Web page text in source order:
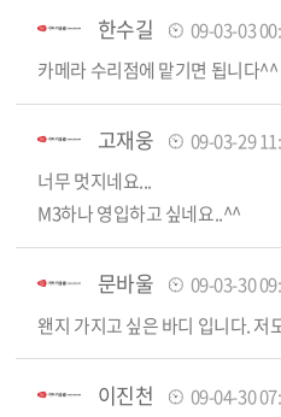
한수길
09-03-03
카메라 수리점에 맡기면 됩니다^^
고재웅
09-03-29
너무 멋지네요...
M3하나 영입하고 싶네요..^^
문바울
09-03-30
왠지 가지고 싶은 바디 입니다. 저
이진천
09-04-30